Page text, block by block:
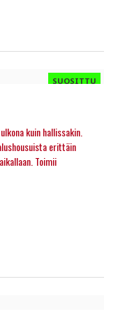
SUOSITTU
kuin hallissakin.
erittäin
Toimii